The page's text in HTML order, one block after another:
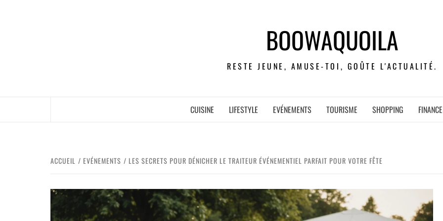
BOOWAQUOILA
RESTE JEUNE, AMUSE-TOI, GOÛTE L'ACTUALITÉ.
CUISINE LIFESTYLE EVÉNEMENTS TOURISME SHOPPING FINANCE
ACCUEIL EVÉNEMENTS LES SECRETS POUR DÉNICHER LE TRAITEUR ÉVÉNEMENTIEL PARFAIT POUR VOTRE FÊTE